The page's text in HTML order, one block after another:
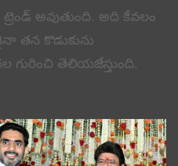
అవుతుంది. అది కేవలం
తన కొడుకును
గురించి తెలియజేస్తుంది.